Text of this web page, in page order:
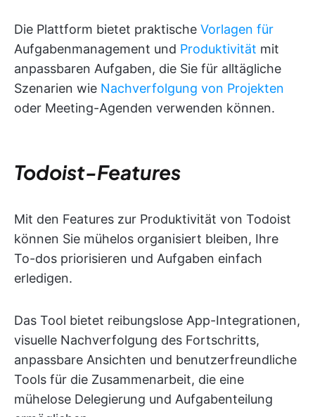
Die Plattform bietet praktische Vorlagen für
Aufgabenmanagement und Produktivität mit
anpassbaren Aufgaben, die Sie für alltägliche
Szenarien wie Nachverfolgung von Projekten
oder Meeting-Agenden verwenden können.
Todoist-Features
Mit den Features zur Produktivität von Todoist
können Sie mühelos organisiert bleiben, Ihre
To-dos priorisieren und Aufgaben einfach
erledigen.
Das Tool bietet reibungslose App-Integrationen,
visuelle Nachverfolgung des Fortschritts,
anpassbare Ansichten und benutzerfreundliche
Tools für die Zusammenarbeit, die eine
mühelose Delegierung und Aufgabenteilung